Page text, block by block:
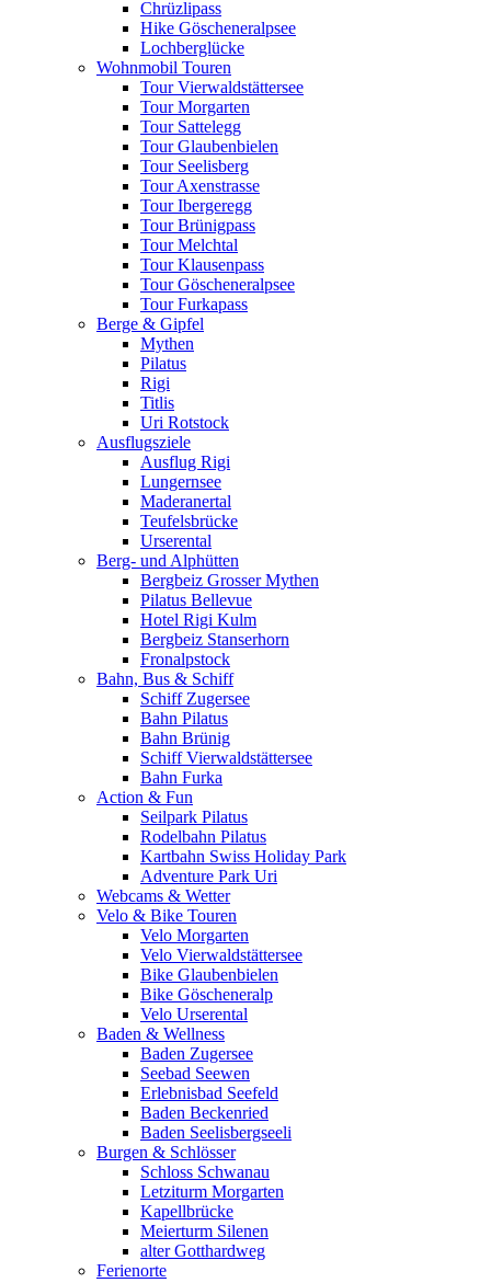
Chrüzlipass
Hike Göscheneralpsee
Lochberglücke
Wohnmobil Touren
Tour Vierwaldstättersee
Tour Morgarten
Tour Sattelegg
Tour Glaubenbielen
Tour Seelisberg
Tour Axenstrasse
Tour Ibergeregg
Tour Brünigpass
Tour Melchtal
Tour Klausenpass
Tour Göscheneralpsee
Tour Furkapass
Berge & Gipfel
Mythen
Pilatus
Rigi
Titlis
Uri Rotstock
Ausflugsziele
Ausflug Rigi
Lungernsee
Maderanertal
Teufelsbrücke
Urserental
Berg- und Alphütten
Bergbeiz Grosser Mythen
Pilatus Bellevue
Hotel Rigi Kulm
Bergbeiz Stanserhorn
Fronalpstock
Bahn, Bus & Schiff
Schiff Zugersee
Bahn Pilatus
Bahn Brünig
Schiff Vierwaldstättersee
Bahn Furka
Action & Fun
Seilpark Pilatus
Rodelbahn Pilatus
Kartbahn Swiss Holiday Park
Adventure Park Uri
Webcams & Wetter
Velo & Bike Touren
Velo Morgarten
Velo Vierwaldstättersee
Bike Glaubenbielen
Bike Göscheneralp
Velo Urserental
Baden & Wellness
Baden Zugersee
Seebad Seewen
Erlebnisbad Seefeld
Baden Beckenried
Baden Seelisbergseeli
Burgen & Schlösser
Schloss Schwanau
Letziturm Morgarten
Kapellbrücke
Meierturm Silenen
alter Gotthardweg
Ferienorte